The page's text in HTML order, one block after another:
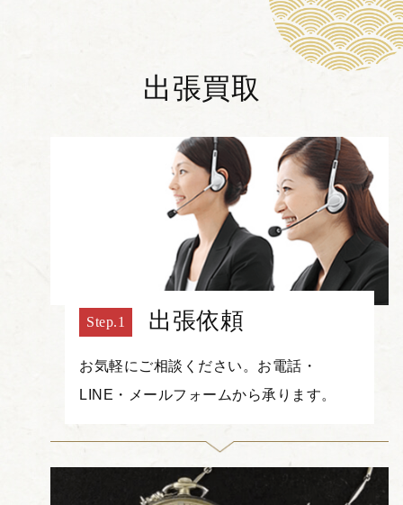
出張買取
出張依頼
お気軽にご相談ください。お電話・
LINE・メールフォームから承ります。